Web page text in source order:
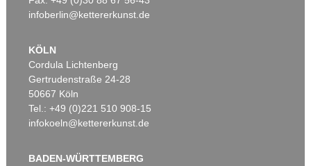
infoberlin@kettererkunst.de
KÖLN
Cordula Lichtenberg
Gertrudenstraße 24-28
50667 Köln
Tel.: +49 (0)221 510 908-15
infokoeln@kettererkunst.de
BADEN-WÜRTTEMBERG